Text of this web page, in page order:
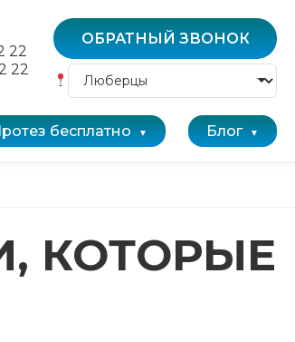
22
22
ОБРАТНЫЙ ЗВОНОК
бесплатно Блог
КОТОРЫЕ